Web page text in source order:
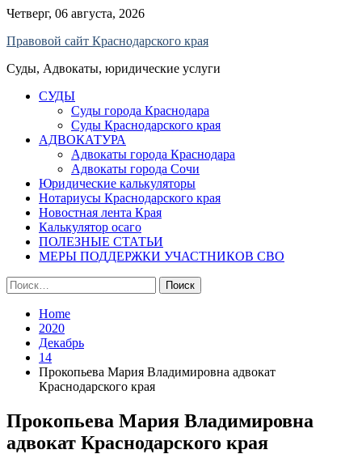
Skip
content
Четверг, 06 августа, 2026
Правовой сайт Краснодарского края
Суды, Адвокаты, юридические услуги
СУДЫ
Суды города Краснодара
Суды Краснодарского края
АДВОКАТУРА
Адвокаты города Краснодара
Адвокаты города Сочи
Юридические калькуляторы
Нотариусы Краснодарского края
Новостная лента Края
Калькулятор осаго
ПОЛЕЗНЫЕ СТАТЬИ
МЕРЫ ПОДДЕРЖКИ УЧАСТНИКОВ СВО
Найти:
Home
2020
Декабрь
14
Прокопьева Мария Владимировна адвокат
Краснодарского края
Прокопьева Мария Владимировна
адвокат Краснодарского края